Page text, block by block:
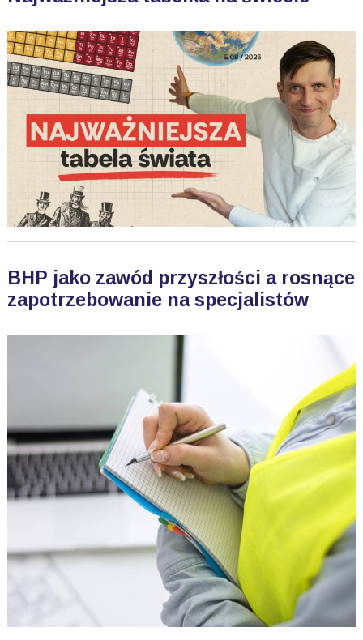
BHP jako zawód przyszłości a rosnące
zapotrzebowanie na specjalistów